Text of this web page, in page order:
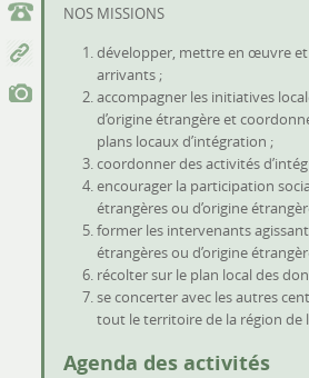
NOS MISSIONS
développer, mettre en œuvre et
arrivants ;
accompagner les initiatives
d’origine étrangère et
plans locaux d’intégration ;
coordonner des activités
encourager la participation
étrangères ou d’origine
former les intervenants
étrangères ou d’origine
récolter sur le plan local des
se concerter avec les autres
tout le territoire de la région de
Agenda des activités